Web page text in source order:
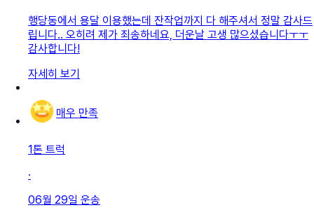
행당동에서 용달 이용했는데 잔작업까지 다 해주셔서 정말 감사드
립니다.. 오히려 제가 죄송하네요, 더운날 고생 많으셨습니다ㅜㅜ
감사합니다!
자세히 보기
매우 만족
1톤 트럭
·
06월 29일 운송